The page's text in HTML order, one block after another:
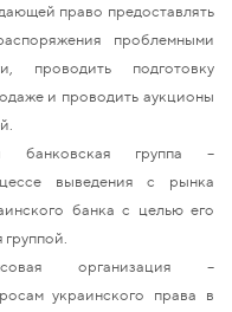
право предоставлять
проблемными
проводить подготовку
и проводить аукционы
банковская группа –
выведения с рынка
банка с целью его
организация –
украинского права в